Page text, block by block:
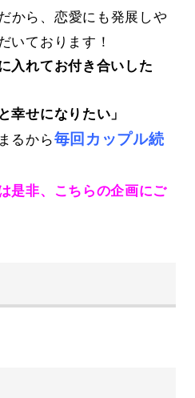
から、恋愛にも発展しや
いております！
入れてお付き合いした
幸せになりたい」
るから毎回カップル続
是非、こちらの企画にご